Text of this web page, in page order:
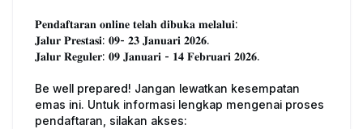
𝐏𝐞𝐧𝐝𝐚𝐟𝐭𝐚𝐫𝐚𝐧 𝐨𝐧𝐥𝐢𝐧𝐞 𝐭𝐞𝐥𝐚𝐡 𝐝𝐢𝐛𝐮𝐤𝐚 𝐦𝐞𝐥𝐚𝐥𝐮𝐢:
𝐉𝐚𝐥𝐮𝐫 𝐏𝐫𝐞𝐬𝐭𝐚𝐬𝐢: 𝟎𝟗- 𝟐𝟑 𝐉𝐚𝐧𝐮𝐚𝐫𝐢 𝟐𝟎𝟐𝟔.
𝐉𝐚𝐥𝐮𝐫 𝐑𝐞𝐠𝐮𝐥𝐞𝐫: 𝟎𝟗 𝐉𝐚𝐧𝐮𝐚𝐫𝐢 - 𝟏𝟒 𝐅𝐞𝐛𝐫𝐮𝐚𝐫𝐢 𝟐𝟎𝟐𝟔.
Be well prepared! Jangan lewatkan kesempatan
emas ini. Untuk informasi lengkap mengenai proses
pendaftaran, silakan akses: